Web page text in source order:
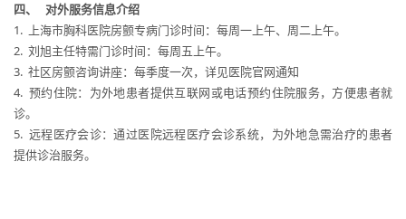
四、 对外服务信息介绍
1. 上海市胸科医院房颤专病门诊时间：每周一上午、周二上午。
2. 刘旭主任特需门诊时间：每周五上午。
3. 社区房颤咨询讲座：每季度一次，详见医院官网通知
4. 预约住院：为外地患者提供互联网或电话预约住院服务，方便患者就
诊。
5. 远程医疗会诊：通过医院远程医疗会诊系统，为外地急需治疗的患者
提供诊治服务。